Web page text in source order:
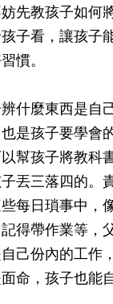
先教孩子如何
子看，讓孩子
慣。
什麼東西是自
是孩子要學會
幫孩子將教科
丟三落四的。
每日瑣事中，
得帶作業等，
己份內的工作
命，孩子也能